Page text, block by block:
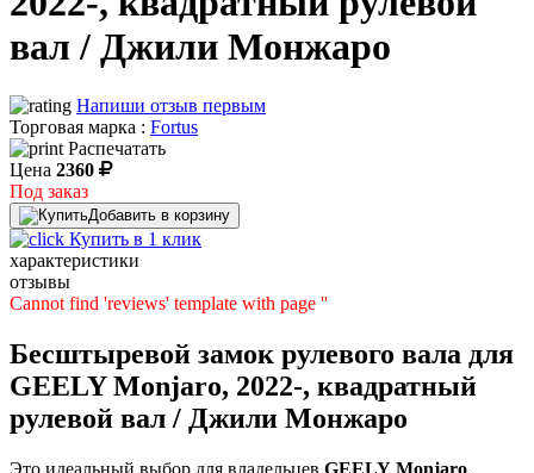
вал / Джили Монжаро
Напиши отзыв первым
Торговая марка : Fortus
Распечатать
Цена 2360
Под заказ
Добавить в корзину
Купить в 1 клик
характеристики
отзывы
Cannot find 'reviews' template with page ''
Бесштыревой замок рулевого вала для
GEELY Monjaro, 2022-, квадратный
рулевой вал / Джили Монжаро
Это идеальный выбор для владельцев GEELY Monjaro.